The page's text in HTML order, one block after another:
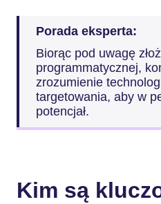
Porada eksperta:
Biorąc pod uwagę
programmatycznej,
zrozumienie
targetowania, aby w
potencjał.
Kim są